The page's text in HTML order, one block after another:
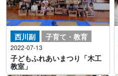
西川副 子育て・教育
2022-07-13
子どもふれあいまつり「木工
教室」